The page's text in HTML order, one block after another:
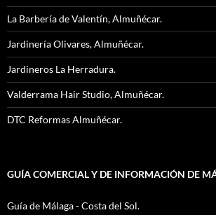
La Barbería de Valentín, Almuñécar.
Jardinería Olivares, Almuñécar.
Jardineros La Herradura.
Valderrama Hair Studio, Almuñécar.
DTC Reformas Almuñécar.
GUÍA COMERCIAL Y DE INFORMACIÓN DE
Guía de Málaga - Costa del Sol.